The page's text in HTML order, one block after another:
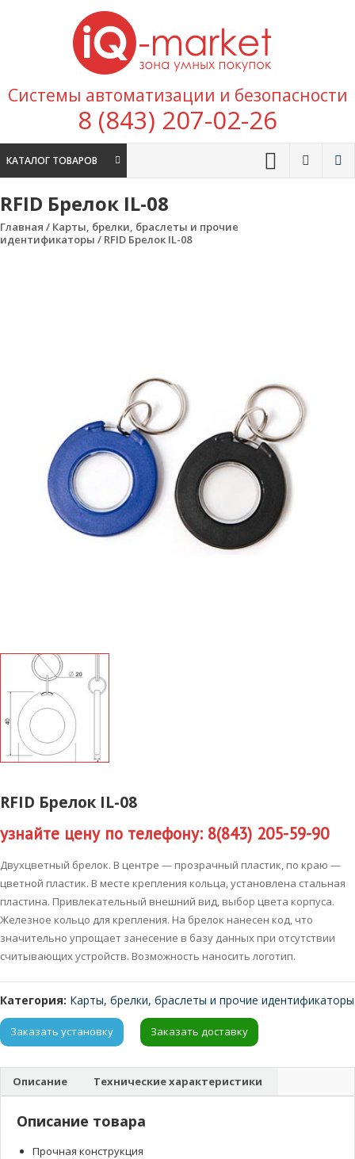
Перейти к содержимому
покупок
Системы автоматизации и безопасности
8 (843) 207-02-26
КАТАЛОГ ТОВАРОВ
RFID Брелок IL-08
Главная / Карты, брелки, браслеты и прочие
идентификаторы / RFID Брелок IL-08
RFID Брелок IL-08
узнайте цену по телефону: 8(843) 205-59-90
Двухцветный брелок. В центре — прозрачный пластик, по краю —
цветной пластик. В месте крепления кольца, установлена стальная
пластина. Привлекательный внешний вид, выбор цвета корпуса.
Железное кольцо для крепления. На брелок нанесен код, что
значительно упрощает занесение в базу данных при отсутствии
считывающих устройств. Возможность наносить логотип.
Категория: Карты, брелки, браслеты и прочие идентификаторы
Заказать установку Заказать доставку
Описание Технические характеристики
Описание товара
Прочная конструкция